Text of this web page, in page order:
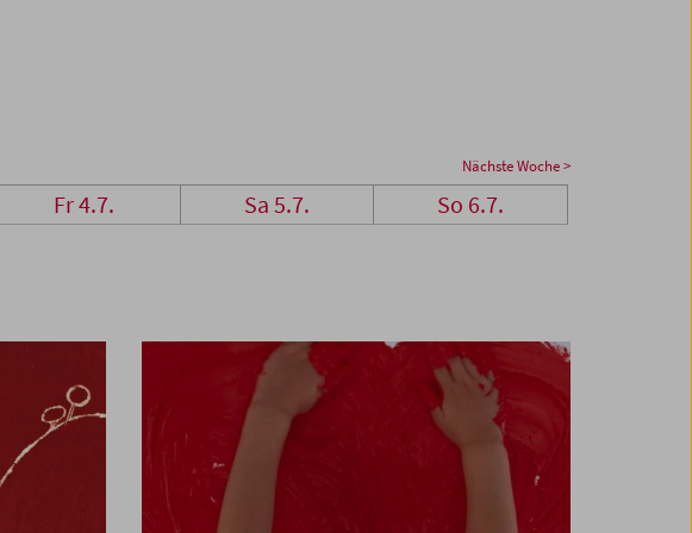
Nächste Woche >
Fr 4.7. Sa 5.7. So 6.7.